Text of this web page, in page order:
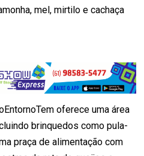
mel, mirtilo e cachaça
oferece uma área
brinquedos como pula-
praça de alimentação com